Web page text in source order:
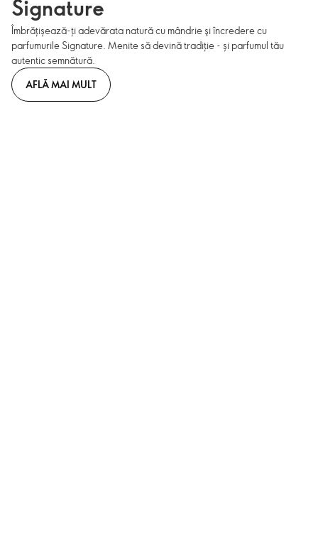
Signature
Îmbrățișează-ți adevărata natură cu mândrie şi încredere cu
parfumurile Signature. Menite să devină tradiție - și parfumul tău
autentic semnătură.
AFLĂ MAI MULT